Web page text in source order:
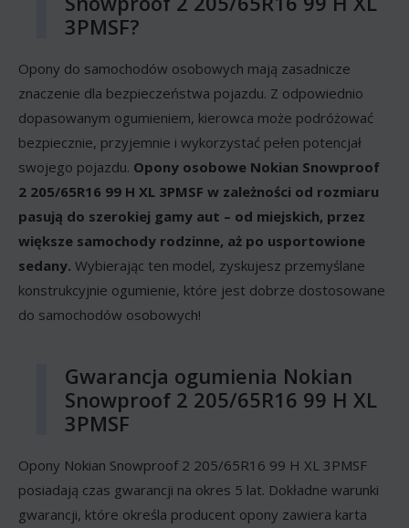
3PMSF?
Opony do samochodów osobowych mają zasadnicze
znaczenie dla bezpieczeństwa pojazdu. Z odpowiednio
dopasowanym ogumieniem, kierowca może podróżować
bezpiecznie, przyjemnie i wykorzystać pełen potencjał
swojego pojazdu. Opony osobowe Nokian Snowproof
2 205/65R16 99 H XL 3PMSF w zależności od rozmiaru
pasują do szerokiej gamy aut – od miejskich, przez
większe samochody rodzinne, aż po usportowione
sedany. Wybierając ten model, zyskujesz przemyślane
konstrukcyjnie ogumienie, które jest dobrze dostosowane
do samochodów osobowych!
Gwarancja ogumienia Nokian
Snowproof 2 205/65R16 99 H XL
3PMSF
Opony Nokian Snowproof 2 205/65R16 99 H XL 3PMSF
posiadają czas gwarancji na okres 5 lat. Dokładne warunki
gwarancji, które określa producent opony zawiera karta